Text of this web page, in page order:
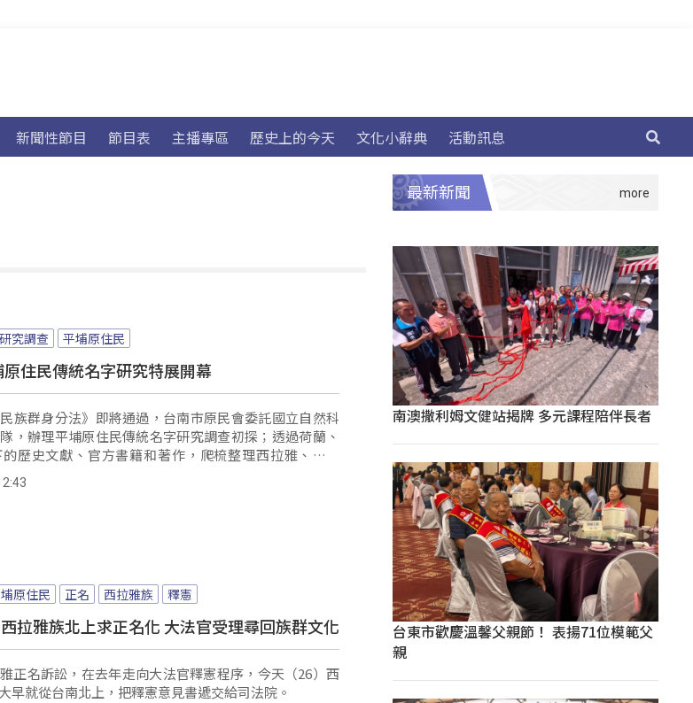
新聞性節目 節目表 主播專區 歷史上的今天 文化小辭典 活動訊息
究調查 平埔原住民
原住民傳統名字研究特展開幕
族群身分法》即將通過，台南市原民會委託國立自然科
，辦理平埔原住民傳統名字研究調查初探；透過荷蘭、
歷史文獻、官方書籍和著作，爬梳整理西拉雅、大武
等平埔族群的傳統命名制度與名譜。
原住民 正名 西拉雅族 釋憲
拉雅族北上求正名化 大法官受理尋回族群文化
正名訴訟，在去年走向大法官釋憲程序，今天（26）西
早就從台南北上，把釋憲意見書遞交給司法院。
最新新聞
南澳撒利姆文健站揭牌 多元課程陪伴長者
台東市歡慶溫馨父親節！ 表揚71位模範父
親